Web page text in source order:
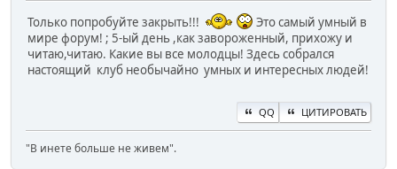
Только попробуйте закрыть!!!
Это самый умный в
мире форум! ; 5-ый день ,как завороженный, прихожу и
читаю,читаю. Какие вы все молодцы! Здесь собрался
настоящий клуб необычайно умных и интересных людей!
QQ ЦИТИРОВАТЬ
"В инете больше не живем".